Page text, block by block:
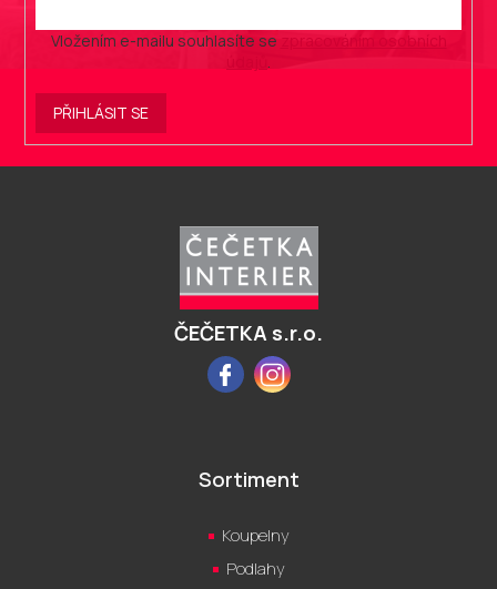
Vložením e-mailu souhlasíte se zpracováním osobních
.
PŘIHLÁSIT SE
ČEČETKA s.r.o.
FacebookInstagram
Sortiment
Koupelny
Podlahy